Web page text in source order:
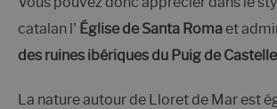
catalan l' Église de Santa Romaet
des ruines ibériques du Puig de
La nature autour de Lloret de Mar est